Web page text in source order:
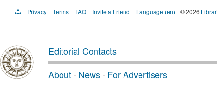
Privacy Terms FAQ Invite a Friend Language (en) © 2026
Editorial Contacts
About · News · For Advertisers